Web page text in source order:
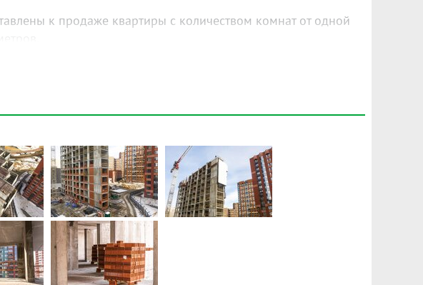
к продаже квартиры с количеством комнат от одной